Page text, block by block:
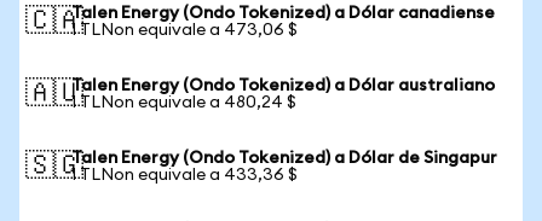
🇨🇦Talen Energy (Ondo Tokenized) a Dólar canadiense
1 TLNon equivale a 473,06 $
🇦🇺Talen Energy (Ondo Tokenized) a Dólar australiano
1 TLNon equivale a 480,24 $
🇸🇬Talen Energy (Ondo Tokenized) a Dólar de Singapur
1 TLNon equivale a 433,36 $